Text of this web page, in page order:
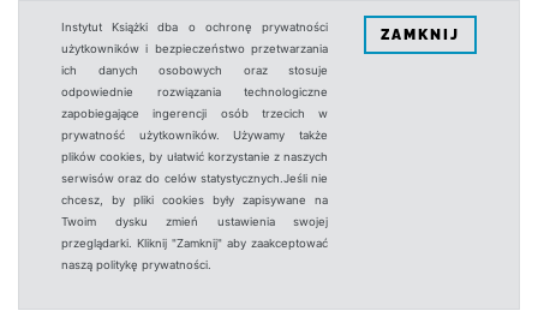
Instytut Książki dba o ochronę prywatności
użytkowników i bezpieczeństwo przetwarzania
ich danych osobowych oraz stosuje
odpowiednie rozwiązania technologiczne
zapobiegające ingerencji osób trzecich w
prywatność użytkowników. Używamy także
plików cookies, by ułatwić korzystanie z naszych
serwisów oraz do celów statystycznych.Jeśli nie
chcesz, by pliki cookies były zapisywane na
Twoim dysku zmień ustawienia swojej
przeglądarki. Kliknij "Zamknij" aby zaakceptować
naszą politykę prywatności.
ZAMKNIJ